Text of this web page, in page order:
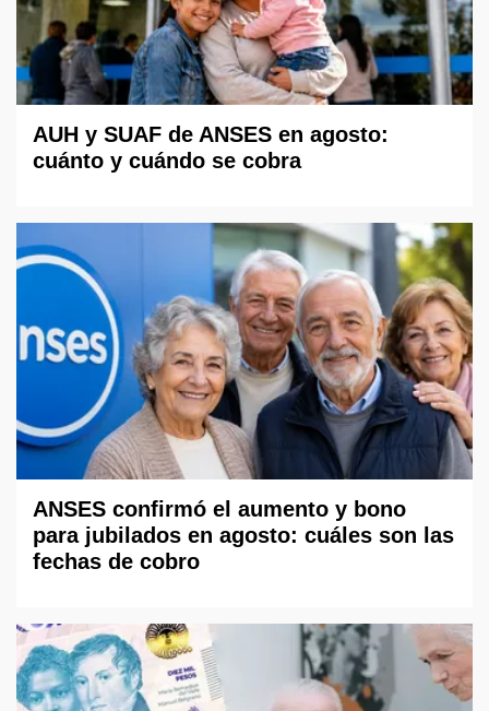
AUH y SUAF de ANSES en agosto:
cuánto y cuándo se cobra
ANSES confirmó el aumento y bono
para jubilados en agosto: cuáles son las
fechas de cobro